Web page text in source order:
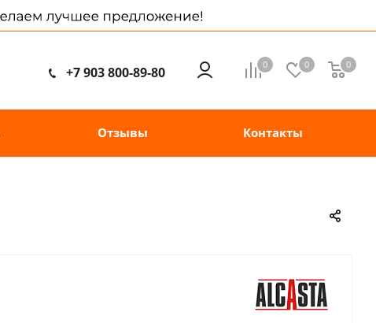
0 0 0
+7 903 800-89-80
Отзывы Контакты